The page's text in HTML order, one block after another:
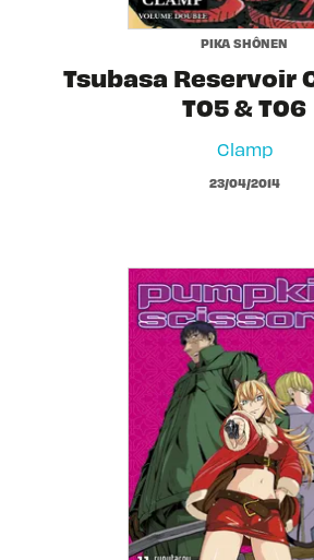
PIKA SHÔNEN
Tsubasa Reservoir
T05 & T06
Clamp
23/04/2014